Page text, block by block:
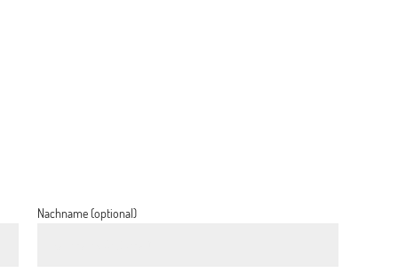
Nachname (optional)